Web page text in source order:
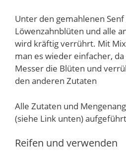
Unter den gemahlenen
Löwenzahnblüten und alle
wird kräftig verrührt. Mit
man es wieder einfacher,
Messer die Blüten und
den anderen Zutaten
Alle Zutaten und
(siehe Link unten) aufgeführt
Reifen und verwenden